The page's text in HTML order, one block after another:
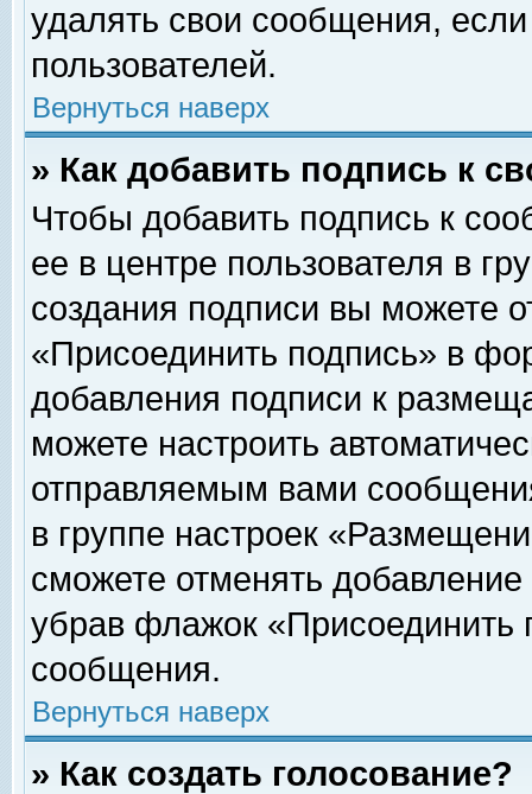
удалять свои сообщения,
пользователей.
Вернуться наверх
» Как добавить подпись к
Чтобы добавить подпись к
ее в центре пользователя в
создания подписи вы можете
«Присоединить подпись» в
добавления подписи к
можете настроить
отправляемым вами
в группе настроек
сможете отменять
убрав флажок «Присоединить
сообщения.
Вернуться наверх
» Как создать голосование?